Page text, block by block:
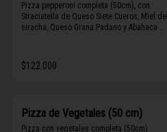
Pizza pepperoni completa (50cm), con
Straciatella de Queso Siete Cueros, Miel de
siracha, Queso Grana Padano y Abahaca
$122.000
Pizza de Vegetales (50 cm)
Pizza con vegetales completa (50cm)